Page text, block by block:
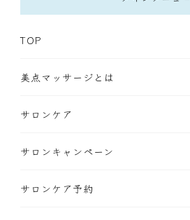
TOP
美点マッサージとは
サロンケア
サロンキャンペーン
サロンケア予約